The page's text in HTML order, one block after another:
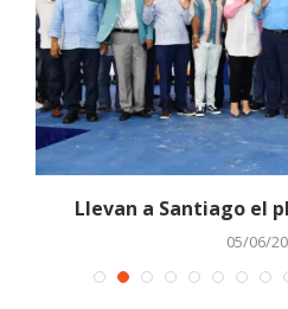
Llevan a Santiago el
05/06/